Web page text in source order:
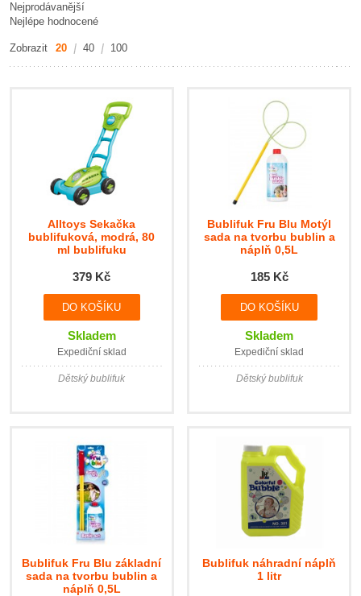
Nejprodávanější
Nejlépe hodnocené
Zobrazit 20 40 100
Alltoys Sekačka
bublifuková, modrá, 80
ml bublifuku
379 Kč
Skladem
Expediční sklad
Dětský bublifuk
Bublifuk Fru Blu Motýl
sada na tvorbu bublin a
náplň 0,5L
185 Kč
Skladem
Expediční sklad
Dětský bublifuk
Bublifuk Fru Blu základní
sada na tvorbu bublin a
náplň 0,5L
Bublifuk náhradní náplň
1 litr